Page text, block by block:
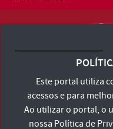
Consulte os Termos
Este portal utiliza
acessos e para
Ao utilizar o portal, o
nossa Política de